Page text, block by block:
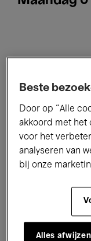
Jazz
Beste
Door op “Alle
akkoord met het
voor het
analyseren van
bij onze
Alles afwijzen